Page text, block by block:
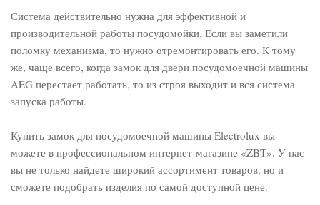
Система действительно нужна для эффективной и
производительной работы посудомойки. Если вы заметили
поломку механизма, то нужно отремонтировать его. К тому
же, чаще всего, когда замок для двери посудомоечной машины
AEG перестает работать, то из строя выходит и вся система
запуска работы.
Купить замок для посудомоечной машины Electrolux вы
можете в профессиональном интернет-магазине «ZBT». У нас
вы не только найдете широкий ассортимент товаров, но и
сможете подобрать изделия по самой доступной цене.